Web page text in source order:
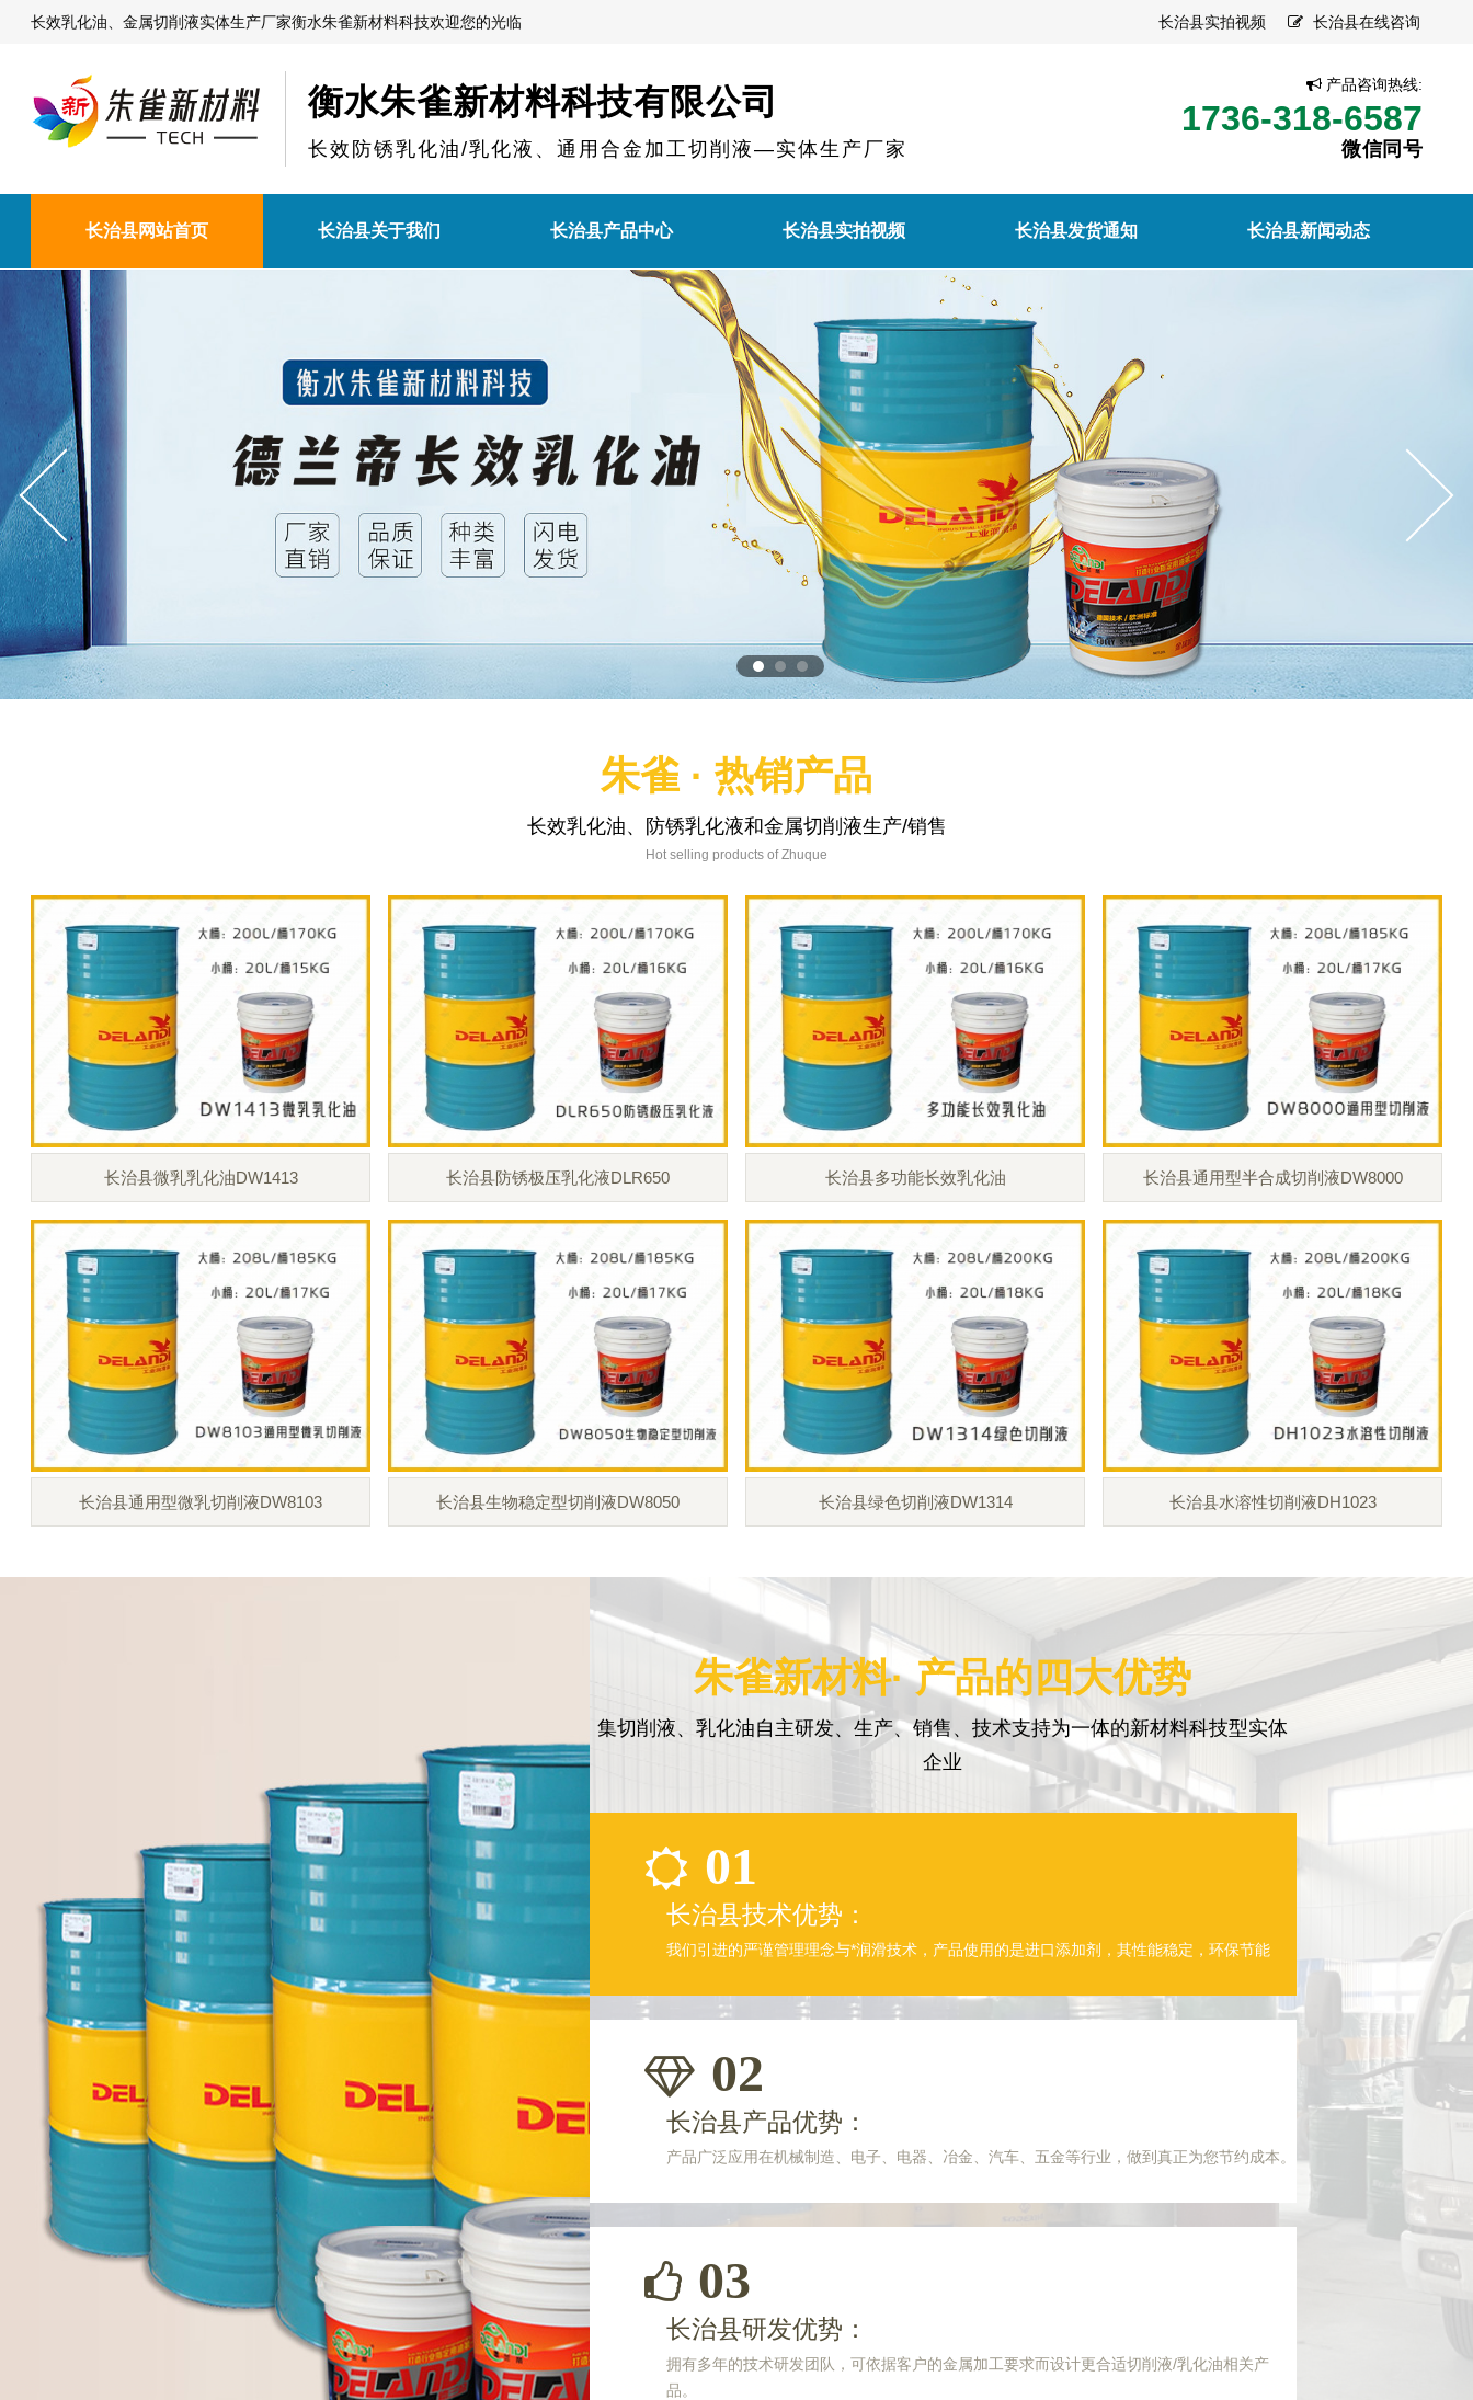
长效乳化油、金属切削液实体生产厂家衡水朱雀新材料科技欢迎您的光临 长治县实拍视频 长治县在线咨询
衡水朱雀新材料科技有限公司
长效防锈乳化油/乳化液、通用合金加工切削液—实体生产厂家
产品咨询热线:
1736-318-6587
微信同号
长治县网站首页 长治县关于我们 长治县产品中心 长治县实拍视频 长治县发货通知 长治县新闻动态
朱雀 · 热销产品
长效乳化油、防锈乳化液和金属切削液生产/销售
Hot selling products of Zhuque
长治县微乳乳化油DW1413 长治县防锈极压乳化液DLR650 长治县多功能长效乳化油 长治县通用型半合成切削液DW8000
长治县通用型微乳切削液DW8103 长治县生物稳定型切削液DW8050 长治县绿色切削液DW1314 长治县水溶性切削液DH1023
朱雀新材料· 产品的四大优势
集切削液、乳化油自主研发、生产、销售、技术支持为一体的新材料科技型实体
企业
01
长治县技术优势：
我们引进的严谨管理理念与*润滑技术，产品使用的是进口添加剂，其性能稳定，环保节能
02
长治县产品优势：
产品广泛应用在机械制造、电子、电器、冶金、汽车、五金等行业，做到真正为您节约成本。
03
长治县研发优势：
拥有多年的技术研发团队，可依据客户的金属加工要求而设计更合适切削液/乳化油相关产
品。